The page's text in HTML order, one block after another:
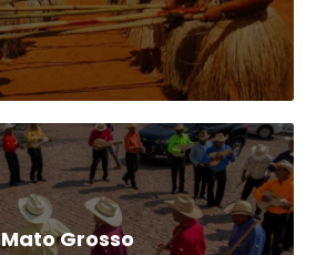
Mato Grosso